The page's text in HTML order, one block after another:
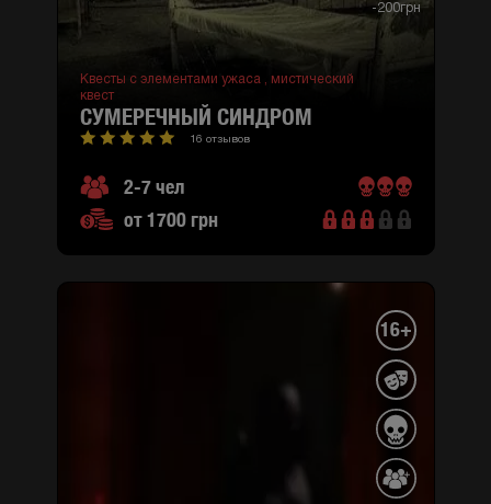
-200грн
Квесты с элементами ужаса ,
мистический
квест
СУМЕРЕЧНЫЙ СИНДРОМ
16 отзывов
2-7 чел
от 1700 грн
16+